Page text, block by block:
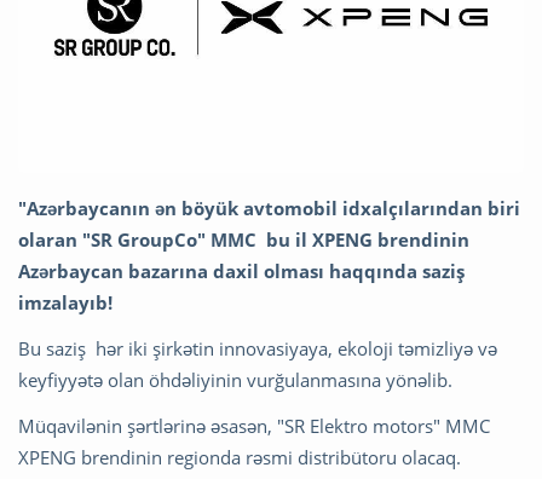
"Azərbaycanın ən böyük avtomobil idxalçılarından biri
olaran "SR GroupCo" MMC bu il XPENG brendinin
Azərbaycan bazarına daxil olması haqqında saziş
imzalayıb!
Bu saziş hər iki şirkətin innovasiyaya, ekoloji təmizliyə və
keyfiyyətə olan öhdəliyinin vurğulanmasına yönəlib.
Müqavilənin şərtlərinə əsasən, "SR Elektro motors" MMC
XPENG brendinin regionda rəsmi distribütoru olacaq.